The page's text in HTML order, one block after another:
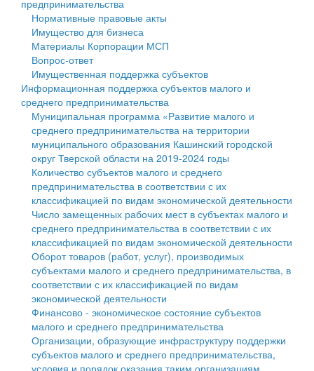
Государственные услуги
Промышленность и АПК
Экономика и бизнес
...
Символика
Устав
Гостям округа
Туризм
Культура
Образование
Здравоохранение
Социальная защита
Фотоальбом
муниципального округа Тверской области
Администрация Кашинского муниципального округа
Тверской области
Управление сельскими территориями
Открытые данные
Работа с обращениями граждан
Муниципальный контроль
Муниципальные услуги
Проекты административных регламентов
Антимонопольный комплаенс
Противодействие коррупции
Финансовое управление
Бюджет для граждан
Имущество
Выявление правообладателей ранее учтенных
объектов недвижимости
Имущественная поддержка субъектов малого и
среднего предпринимательства
Информационная поддержка субъектов малого и
среднего предпринимательства
Муниципальные программы
Контрольно-счетная палата
Персональные данные
Оценка регулирующего воздействия
предпринимательства
Нормативные правовые акты
Имущество для бизнеса
Материалы Корпорации МСП
Вопрос-ответ
Имущественная поддержка субъектов
Информационная поддержка субъектов малого и
среднего предпринимательства
Муниципальная программа «Развитие малого и
среднего предпринимательства на территории
муниципального образования Кашинский городской
округ Тверской области на 2019-2024 годы
Количество субъектов малого и среднего
предпринимательства в соответствии с их
классификацией по видам экономической деятельности
Число замещенных рабочих мест в субъектах малого и
среднего предпринимательства в соответствии с их
классификацией по видам экономической деятельности
Оборот товаров (работ, услуг), производимых
субъектами малого и среднего предпринимательства, в
соответствии с их классификацией по видам
экономической деятельности
Финансово - экономическое состояние субъектов
малого и среднего предпринимательства
Организации, образующие инфраструктуру поддержки
субъектов малого и среднего предпринимательства,
условия и порядок оказания таким организациям